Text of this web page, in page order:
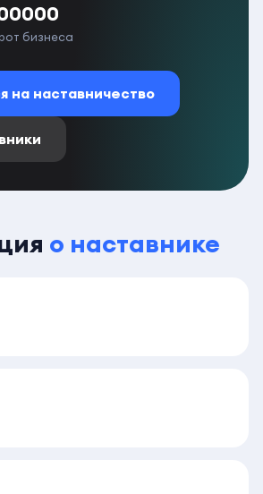
бизнеса
на наставничество
о наставнике